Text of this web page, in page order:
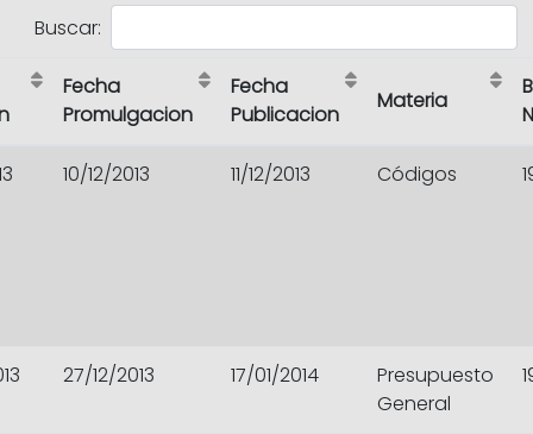
Buscar:
Fecha
Promulgacion
Fecha
Publicacion
Materia
10/12/2013 11/12/2013 Códigos
27/12/2013 17/01/2014
Presupuesto
General